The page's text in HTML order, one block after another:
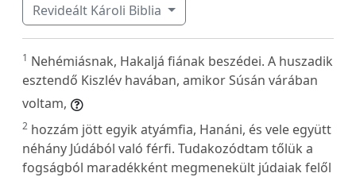
Revideált Károli Biblia
1 Nehémiásnak, Hakaljá fiának beszédei. A huszadik
esztendő Kiszlév havában, amikor Súsán várában
voltam,
2 hozzám jött egyik atyámfia, Hanáni, és vele együtt
néhány Júdából való férfi. Tudakozódtam tőlük a
fogságból maradékként megmenekült júdaiak felől